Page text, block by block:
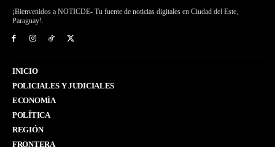
¡Bienvenidos a NOTICDE- Tu fuente de noticias digitales en Ciudad del Este,
Paraguay!.
INICIO
POLICIALES Y JUDICIALES
ECONOMÍA
POLÍTICA
REGIÓN
FRONTERA